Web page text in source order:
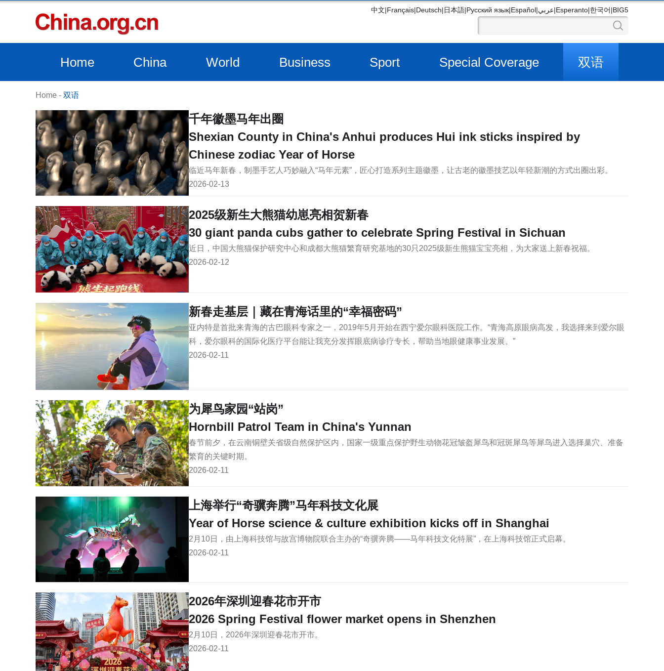
中文|Français|Deutsch|日本語|Русский язык|Español|عربي|Esperanto|한국어|BIG5
Home China World Business Sport Special Coverage 双语
Home - 双语
千年徽墨马年出圈
Shexian County in China's Anhui produces Hui ink sticks inspired by
Chinese zodiac Year of Horse
临近马年新春，制墨手艺人巧妙融入“马年元素”，匠心打造系列主题徽墨，让古老的徽墨技艺以年轻新潮的方式出圈出彩。
2026-02-13
2025级新生大熊猫幼崽亮相贺新春
30 giant panda cubs gather to celebrate Spring Festival in Sichuan
近日，中国大熊猫保护研究中心和成都大熊猫繁育研究基地的30只2025级新生熊猫宝宝亮相，为大家送上新春祝福。
2026-02-12
新春走基层｜藏在青海话里的“幸福密码”
亚内特是首批来青海的古巴眼科专家之一，2019年5月开始在西宁爱尔眼科医院工作。“青海高原眼病高发，我选择来到爱尔眼
科，爱尔眼科的国际化医疗平台能让我充分发挥眼底病诊疗专长，帮助当地眼健康事业发展。”
2026-02-11
为犀鸟家园“站岗”
Hornbill Patrol Team in China's Yunnan
春节前夕，在云南铜壁关省级自然保护区内，国家一级重点保护野生动物花冠皱盔犀鸟和冠斑犀鸟等犀鸟进入选择巢穴、准备
繁育的关键时期。
2026-02-11
上海举行“奇骥奔腾”马年科技文化展
Year of Horse science & culture exhibition kicks off in Shanghai
2月10日，由上海科技馆与故宫博物院联合主办的“奇骥奔腾——马年科技文化特展”，在上海科技馆正式启幕。
2026-02-11
2026年深圳迎春花市开市
2026 Spring Festival flower market opens in Shenzhen
2月10日，2026年深圳迎春花市开市。
2026-02-11